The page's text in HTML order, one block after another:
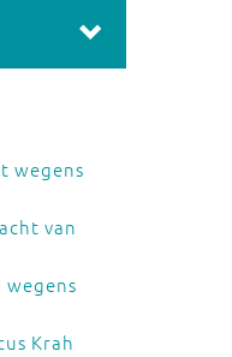
wegens
van
Krah